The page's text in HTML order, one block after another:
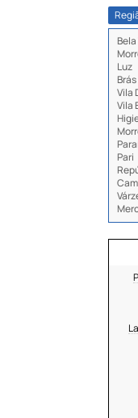
Luz
Brás
Vila
Vila
Pari